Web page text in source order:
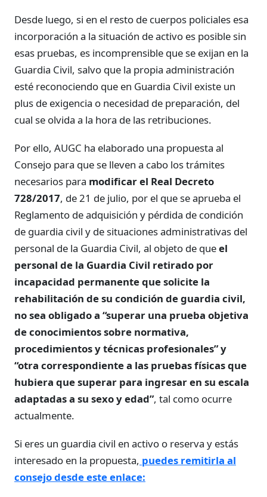
Desde luego, si en el resto de cuerpos policiales esa
incorporación a la situación de activo es posible sin
esas pruebas, es incomprensible que se exijan en la
Guardia Civil, salvo que la propia administración
esté reconociendo que en Guardia Civil existe un
plus de exigencia o necesidad de preparación, del
cual se olvida a la hora de las retribuciones.
Por ello, AUGC ha elaborado una propuesta al
Consejo para que se lleven a cabo los trámites
necesarios para modificar el Real Decreto
728/2017, de 21 de julio, por el que se aprueba el
Reglamento de adquisición y pérdida de condición
de guardia civil y de situaciones administrativas del
personal de la Guardia Civil, al objeto de queel
personal de la Guardia Civil retirado por
incapacidad permanente que solicite la
rehabilitación de su condición de guardia civil,
no sea obligado a “superar una prueba objetiva
de conocimientos sobre normativa,
procedimientos y técnicas profesionales” y
“otra correspondiente a las pruebas físicas que
hubiera que superar para ingresar en su escala
adaptadas a su sexo y edad”, tal como ocurre
actualmente.
Si eres un guardia civil en activo o reserva y estás
interesado en la propuesta, puedes remitirla al
consejo desde este enlace: